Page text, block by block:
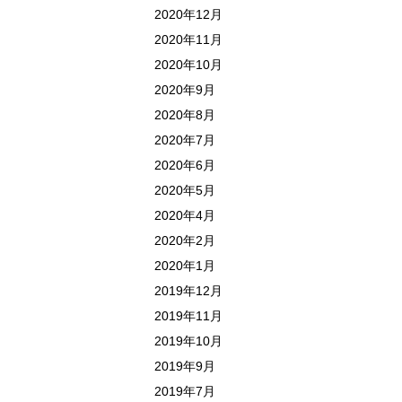
2020年12月
2020年11月
2020年10月
2020年9月
2020年8月
2020年7月
2020年6月
2020年5月
2020年4月
2020年2月
2020年1月
2019年12月
2019年11月
2019年10月
2019年9月
2019年7月